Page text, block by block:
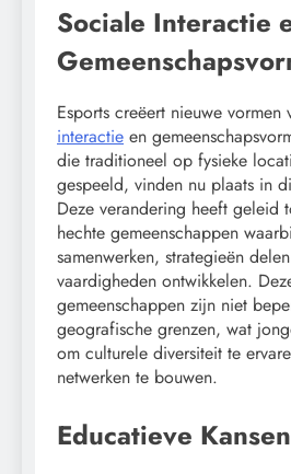
Sociale Interactie
Esports creëert nieuwe vormen
interactie en
die traditioneel op fysieke
gespeeld, vinden nu plaats in
Deze verandering heeft geleid
hechte gemeenschappen
samenwerken, strategieën
vaardigheden ontwikkelen.
gemeenschappen zijn niet
geografische grenzen, wat
om culturele diversiteit te
netwerken te bouwen.
Educatieve Kansen